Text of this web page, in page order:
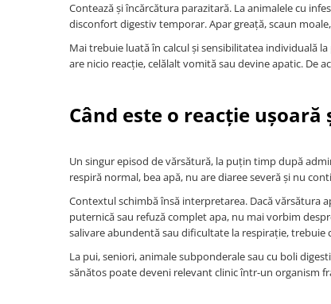
Contează și încărcătura parazitară. La animalele cu
disconfort digestiv temporar. Apar greață, scaun
Mai trebuie luată în calcul și sensibilitatea individuală
are nicio reacție, celălalt vomită sau devine apatic. De
Când este o reacție ușoară
Un singur episod de vărsătură, la puțin timp după
respiră normal, bea apă, nu are diaree severă și nu
Contextul schimbă însă interpretarea. Dacă vărsătura
puternică sau refuză complet apa, nu mai vorbim
salivare abundentă sau dificultate la respirație,
La pui, seniori, animale subponderale sau cu boli
sănătos poate deveni relevant clinic într-un organism